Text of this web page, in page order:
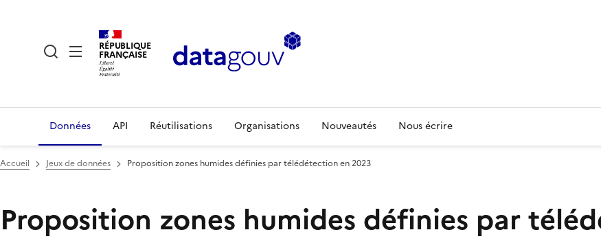
RÉPUBLIQUE
FRANÇAISE
Données API Réutilisations Organisations Nouveautés Nous écrire
Accueil Jeux de données Proposition zones humides définies par télédétection en 2023
Proposition zones humides définies par